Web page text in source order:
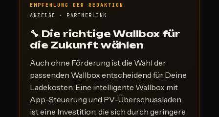
EMPFEHLUNG DER REDAKTION
ANZEIGE · PARTNERLINK
🔧 Die richtige Wallbox für
die Zukunft wählen
Auch ohne Förderung ist die Wahl der
passenden Wallbox entscheidend für Deine
Ladekosten. Eine intelligente Wallbox mit
App-Steuerung und PV-Überschussladen
ist eine Investition, die sich durch geringere